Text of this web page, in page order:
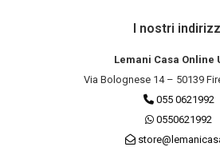
I nostri
Lemani Casa Online
Via Bolognese 14 – 50139
055 0621992
0550621992